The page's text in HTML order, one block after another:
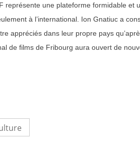
représente une plateforme formidable et
à l’international. Ion Gnatiuc a
appréciés dans leur propre pays
de films de Fribourg aura ouvert de